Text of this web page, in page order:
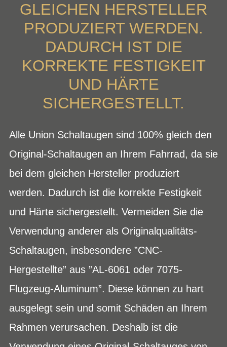
GLEICHEN HERSTELLER
PRODUZIERT WERDEN.
DADURCH IST DIE
KORREKTE FESTIGKEIT
UND HÄRTE
SICHERGESTELLT.
Alle Union Schaltaugen sind 100% gleich den
Original-Schaltaugen an Ihrem Fahrrad, da sie
bei dem gleichen Hersteller produziert
werden. Dadurch ist die korrekte Festigkeit
und Härte sichergestellt. Vermeiden Sie die
Verwendung anderer als Originalqualitäts-
Schaltaugen, insbesondere ”CNC-
Hergestellte” aus ”AL-6061 oder 7075-
Flugzeug-Aluminum”. Diese können zu hart
ausgelegt sein und somit Schäden an Ihrem
Rahmen verursachen. Deshalb ist die